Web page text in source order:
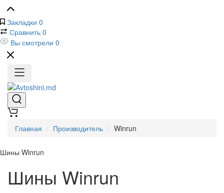
Закладки 0
Сравнить 0
Вы смотрели 0
Главная Производитель Winrun
Шины Winrun
Шины Winrun